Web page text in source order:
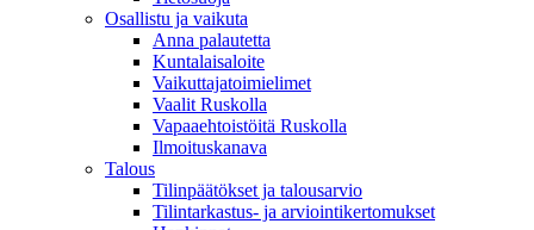
Osallistu ja vaikuta
Anna palautetta
Kuntalaisaloite
Vaikuttajatoimielimet
Vaalit Ruskolla
Vapaaehtoistöitä Ruskolla
Ilmoituskanava
Talous
Tilinpäätökset ja talousarvio
Tilintarkastus- ja arviointikertomukset